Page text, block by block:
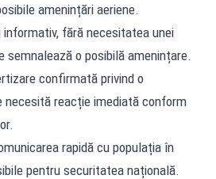
amenințări aeriene.
informativ, fără necesitatea unei
semnalează o posibilă amenințare.
confirmată privind o
necesită reacție imediată conform
rapidă cu populația în
pentru securitatea națională.